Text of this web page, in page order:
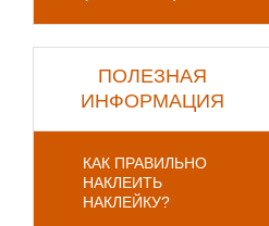
ПОЛЕЗНАЯ
ИНФОРМАЦИЯ
КАК ПРАВИЛЬНО
НАКЛЕИТЬ
НАКЛЕЙКУ?